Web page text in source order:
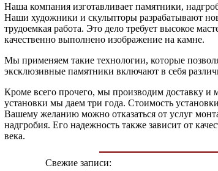
Наша компания изготавливает памятники,
Наши художники и скульпторы разрабатывают
трудоемкая работа. Это дело требует высокое
качественно выполнено изображение на камне.
Мы применяем такие технологии, которые
эксклюзивные памятники включают в себя
Кроме всего прочего, мы производим доставку и
установки мы даем три года. Стоимость
Вашему желанию можно отказаться от услуг
надгробия. Его надежность также зависит от
века.
Свежие записи: